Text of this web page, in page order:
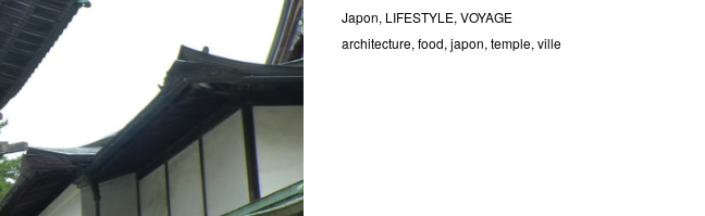
Japon, LIFESTYLE, VOYAGE
architecture, food, japon, temple, ville